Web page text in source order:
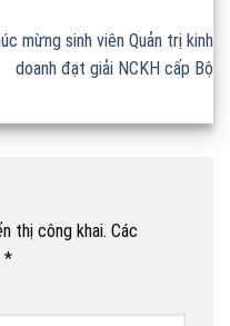
mừng sinh viên Quản trị kinh
doanh đạt giải NCKH cấp Bộ
thị công khai. Các
*